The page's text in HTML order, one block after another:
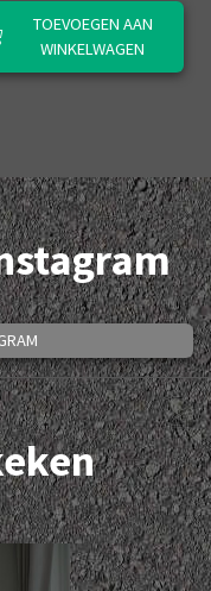
TOEVOEGEN AAN
WINKELWAGEN